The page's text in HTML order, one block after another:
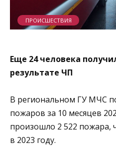
ПРОИСШЕСТВИЯ
Еще 24 человека
результате ЧП
В региональном ГУ МЧС
пожаров за 10 месяцев
произошло 2 522 пожара,
в 2023 году.